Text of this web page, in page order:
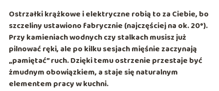
Ostrzałki krążkowe i elektryczne robią to za Ciebie, bo
szczeliny ustawiono fabrycznie (najczęściej na ok.20°).
Przy kamieniach wodnych czy stalkach musisz już
pilnować ręki, ale po kilku sesjach mięśnie zaczynają
„pamiętać” ruch. Dzięki temu ostrzenie przestaje być
żmudnym obowiązkiem, a staje się naturalnym
elementem pracy w kuchni.